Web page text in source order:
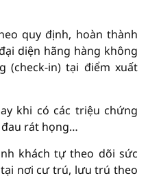
quy định, hoàn thành
diện hãng hàng không
(check-in) tại điểm xuất
khi có các triệu chứng
đau rát họng…
khách tự theo dõi sức
nơi cư trú, lưu trú theo